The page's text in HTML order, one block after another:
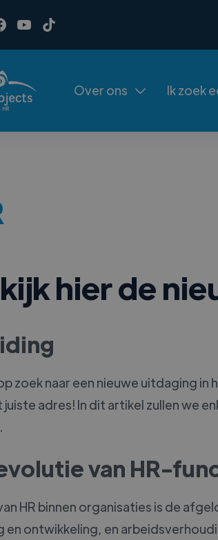
Over ons  Ik zoek
hier de
zoek naar een nieuwe uitdaging
juiste adres! In dit artikel zullen we
van HR-
HR binnen organisaties is de
en ontwikkeling, en